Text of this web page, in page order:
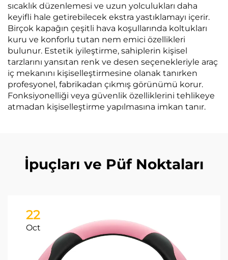
sıcaklık düzenlemesi ve uzun yolculukları daha
keyifli hale getirebilecek ekstra yastıklamayı içerir.
Birçok kapağın çeşitli hava koşullarında koltukları
kuru ve konforlu tutan nem emici özellikleri
bulunur. Estetik iyileştirme, sahiplerin kişisel
tarzlarını yansıtan renk ve desen seçenekleriyle araç
iç mekanını kişiselleştirmesine olanak tanırken
profesyonel, fabrikadan çıkmış görünümü korur.
Fonksiyonelliği veya güvenlik özelliklerini tehlikeye
atmadan kişiselleştirme yapılmasına imkan tanır.
İpuçları ve Püf Noktaları
22
Oct